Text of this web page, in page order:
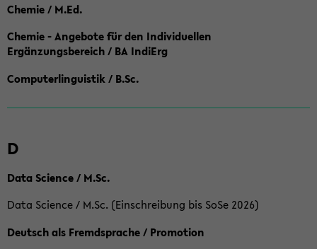
Chemie / M.Ed.
Chemie - Angebote für den Individuellen
Ergänzungsbereich / BA IndiErg
Computerlinguistik / B.Sc.
D
Data Science / M.Sc.
Data Science / M.Sc. (Einschreibung bis SoSe 2026)
Deutsch als Fremdsprache / Promotion